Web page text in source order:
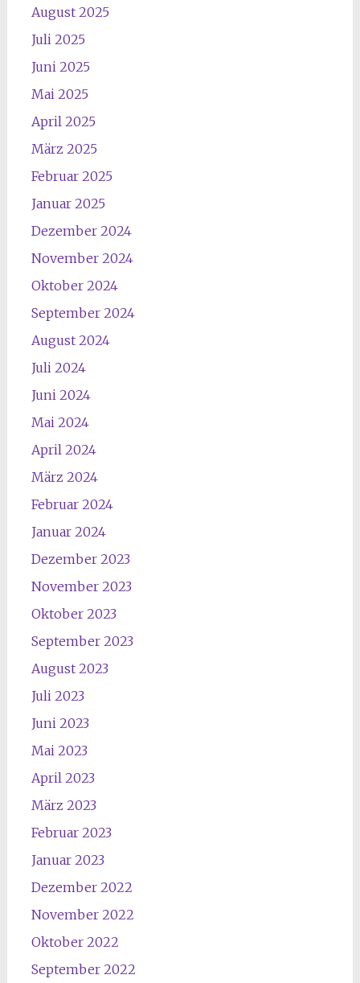
August 2025
Juli 2025
Juni 2025
Mai 2025
April 2025
März 2025
Februar 2025
Januar 2025
Dezember 2024
November 2024
Oktober 2024
September 2024
August 2024
Juli 2024
Juni 2024
Mai 2024
April 2024
März 2024
Februar 2024
Januar 2024
Dezember 2023
November 2023
Oktober 2023
September 2023
August 2023
Juli 2023
Juni 2023
Mai 2023
April 2023
März 2023
Februar 2023
Januar 2023
Dezember 2022
November 2022
Oktober 2022
September 2022